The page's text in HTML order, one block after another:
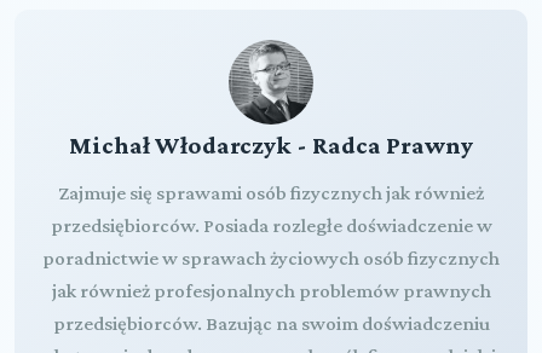
Michał Włodarczyk - Radca Prawny
Zajmuje się sprawami osób fizycznych jak również
przedsiębiorców. Posiada rozległe doświadczenie w
poradnictwie w sprawach życiowych osób fizycznych
jak również profesjonalnych problemów prawnych
przedsiębiorców. Bazując na swoim doświadczeniu